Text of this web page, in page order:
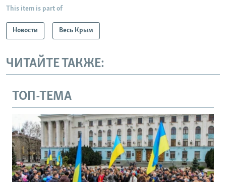
This item is part of
Новости Весь Крым
ЧИТАЙТЕ ТАКЖЕ:
ТОП-ТЕМА